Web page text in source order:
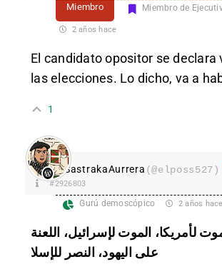
Miembro Miembro de
2 años hace
El candidato opositor se declara
las elecciones. Lo dicho, va a
1
SastrakaAurrera (@elposs527)
#2926803
Gurú demoscópico 2 años hace
لأمريكا، الموت لإسرائيل، اللعنة
على اليهود، النصر للإسلا